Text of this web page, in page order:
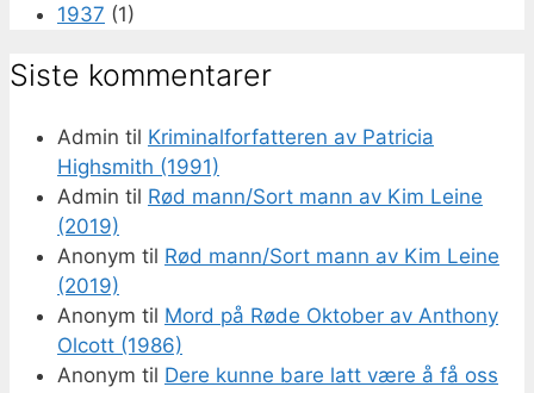
1937 (1)
Siste kommentarer
Admin til Kriminalforfatteren av Patricia
Highsmith (1991)
Admin til Rød mann/Sort mann av Kim Leine
(2019)
Anonym til Rød mann/Sort mann av Kim Leine
(2019)
Anonym til Mord på Røde Oktober av Anthony
Olcott (1986)
Anonym til Dere kunne bare latt være å få oss